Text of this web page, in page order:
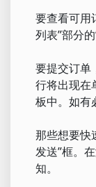
要查看可用
列表”部分的
要提交订单
行将出现在
板中。如有
那些想要快
发送”框。
知。